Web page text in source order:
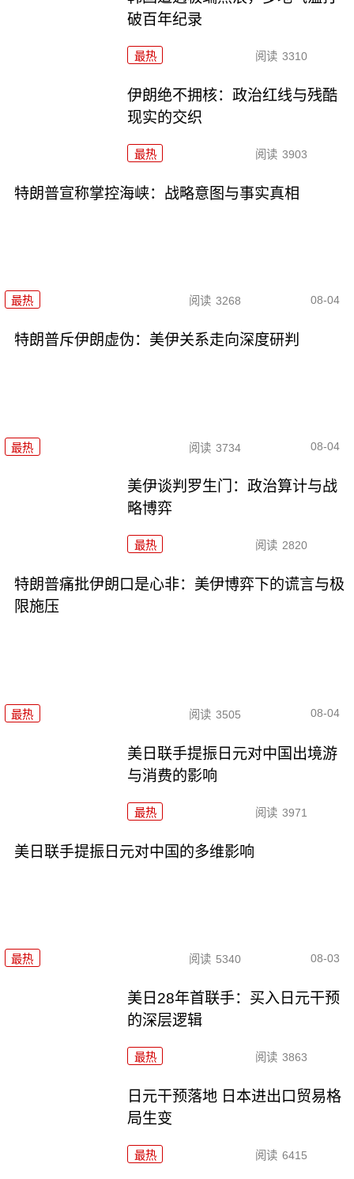
破百年纪录
最热 阅读 3310
伊朗绝不拥核：政治红线与残酷
现实的交织
最热 阅读 3903
特朗普宣称掌控海峡：战略意图与事实真相
最热 阅读 3268 08-04
特朗普斥伊朗虚伪：美伊关系走向深度研判
最热 阅读 3734 08-04
美伊谈判罗生门：政治算计与战
略博弈
最热 阅读 2820
特朗普痛批伊朗口是心非：美伊博弈下的谎言与极
限施压
最热 阅读 3505 08-04
美日联手提振日元对中国出境游
与消费的影响
最热 阅读 3971
美日联手提振日元对中国的多维影响
最热 阅读 5340 08-03
美日28年首联手：买入日元干预
的深层逻辑
最热 阅读 3863
日元干预落地 日本进出口贸易格
局生变
最热 阅读 6415